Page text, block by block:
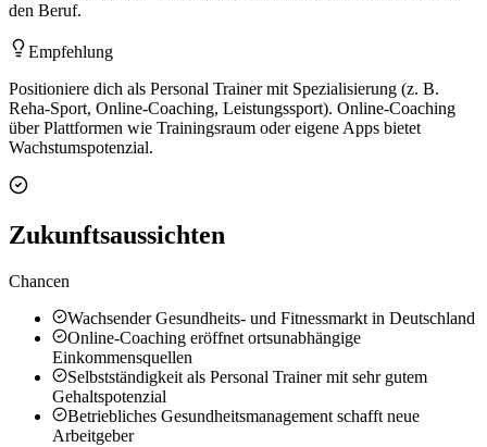
den Beruf.
Empfehlung
Positioniere dich als Personal Trainer mit Spezialisierung (z. B.
Reha-Sport, Online-Coaching, Leistungssport). Online-Coaching
über Plattformen wie Trainingsraum oder eigene Apps bietet
Wachstumspotenzial.
Zukunftsaussichten
Chancen
Wachsender Gesundheits- und Fitnessmarkt in Deutschland
Online-Coaching eröffnet ortsunabhängige
Einkommensquellen
Selbstständigkeit als Personal Trainer mit sehr gutem
Gehaltspotenzial
Betriebliches Gesundheitsmanagement schafft neue
Arbeitgeber